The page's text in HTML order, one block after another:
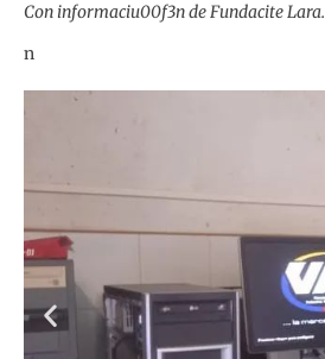
Con informaciu00f3n de Fundacite Lara.
n